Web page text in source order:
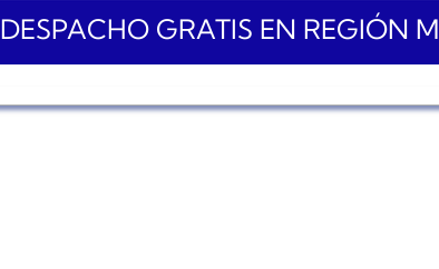
DESPACHO GRATIS EN REGIÓN